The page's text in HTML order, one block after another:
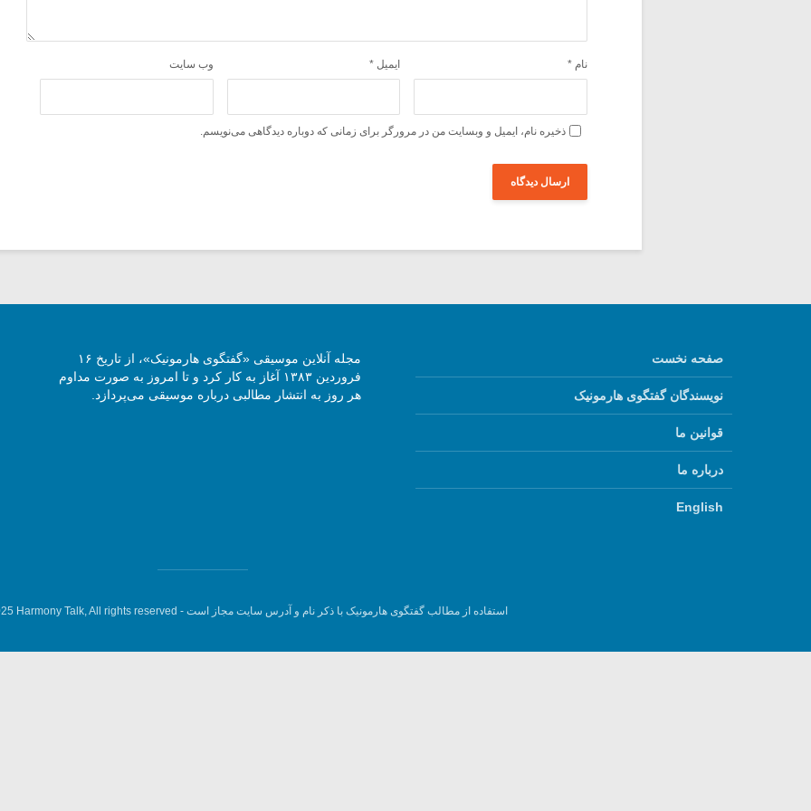
نام * ایمیل * وب‌ سایت
ذخیره نام، ایمیل و وبسایت من در مرورگر برای زمانی که دوباره دیدگاهی می‌نویسم.
صفحه نخست
نویسندگان گفتگوی هارمونیک
قوانین ما
درباره ما
English
مجله آنلاین موسیقی «گفتگوی هارمونیک»، از تاریخ ۱۶
فروردین ۱۳۸۳ آغاز به کار کرد و تا امروز به صورت مداوم
هر روز به انتشار مطالبی درباره موسیقی می‌پردازد.
استفاده از مطالب گفتگوی هارمونیک با ذکر نام و آدرس سایت مجاز است - Harmony Talk, All rights reserved.